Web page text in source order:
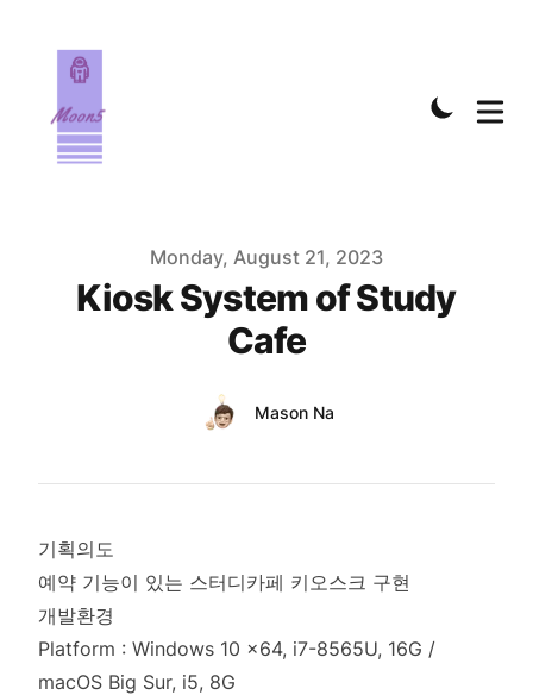
Published onMonday, August 21, 2023
Kiosk System of Study
Cafe
Name
Mason Na
기획의도
예약 기능이 있는 스터디카페 키오스크 구현
개발환경
Platform : Windows 10 x64, i7-8565U, 16G /
macOS Big Sur, i5, 8G